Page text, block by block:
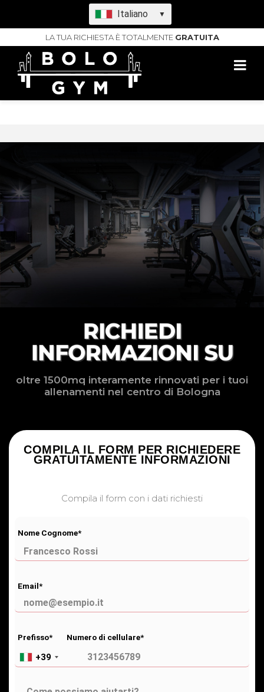
Italiano ▼
LA TUA RICHIESTA È TOTALMENTE GRATUITA
RICHIEDI
INFORMAZIONI SU
oltre 1500mq interamente rinnovati per i tuoi
allenamenti nel centro di Bologna
COMPILA IL FORM PER RICHIEDERE
GRATUITAMENTE INFORMAZIONI
Compila il form con i dati richiesti
Nome Cognome*
Email*
Prefisso* Numero di cellulare*
+39